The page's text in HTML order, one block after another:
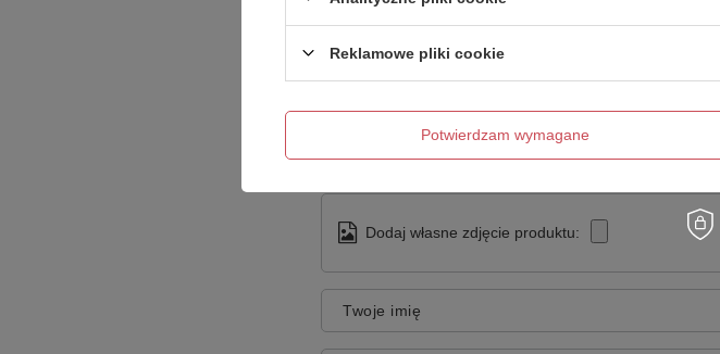
Dodaj własne zdjęcie produktu:
Twoje imię
Reklamowe pliki cookie
Potwierdzam wymagane